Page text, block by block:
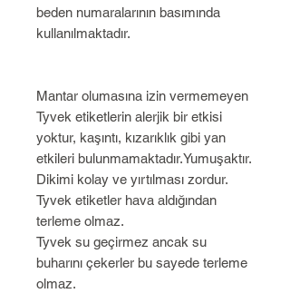
beden numaralarının basımında
kullanılmaktadır.
Mantar olumasına izin vermemeyen
Tyvek etiketlerin alerjik bir etkisi
yoktur, kaşıntı, kızarıklık gibi yan
etkileri bulunmamaktadır.Yumuşaktır.
Dikimi kolay ve yırtılması zordur.
Tyvek etiketler hava aldığından
terleme olmaz.
Tyvek su geçirmez ancak su
buharını çekerler bu sayede terleme
olmaz.